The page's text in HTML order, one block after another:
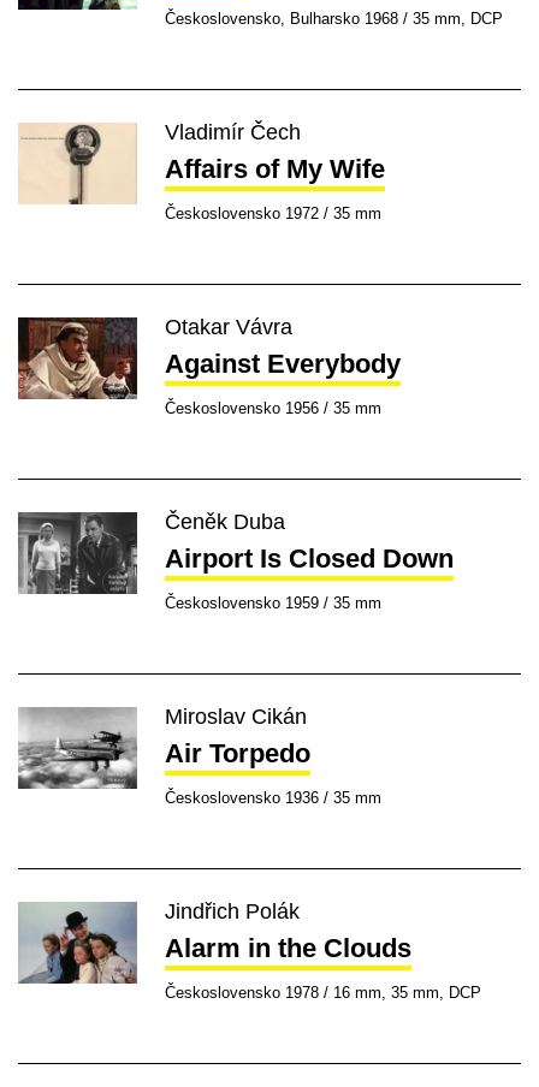
Československo, Bulharsko 1968 / 35 mm, DCP
Vladimír Čech
Affairs of My Wife
Československo 1972 / 35 mm
Otakar Vávra
Against Everybody
Československo 1956 / 35 mm
Čeněk Duba
Airport Is Closed Down
Československo 1959 / 35 mm
Miroslav Cikán
Air Torpedo
Československo 1936 / 35 mm
Jindřich Polák
Alarm in the Clouds
Československo 1978 / 16 mm, 35 mm, DCP